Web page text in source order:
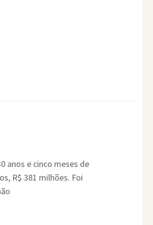
anos e cinco meses de
R$ 381 milhões. Foi